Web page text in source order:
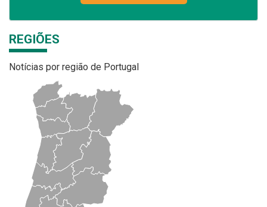
REGIÕES
Notícias por região de Portugal